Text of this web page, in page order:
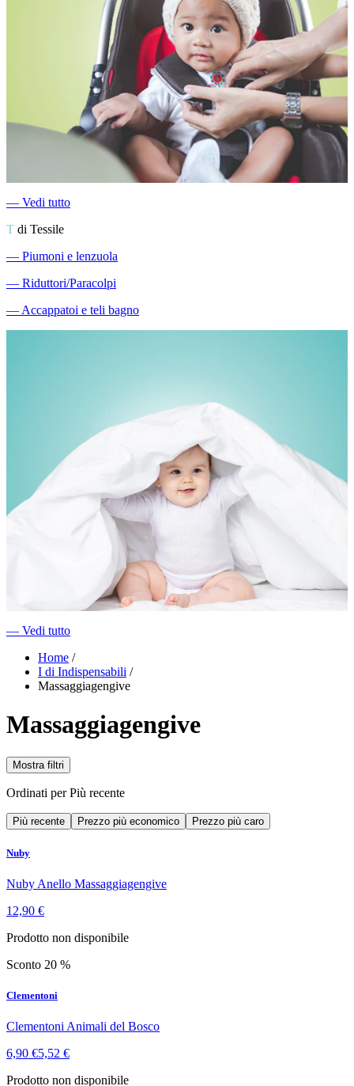
― Vedi tutto
T di Tessile
― Piumoni e lenzuola
― Riduttori/Paracolpi
―Accappatoi e teli bagno
― Vedi tutto
Home /
I di Indispensabili /
Massaggiagengive
Massaggiagengive
Mostra filtri
Ordinati perPiù recente
Più recente Prezzo più economico Prezzo più caro
Nuby
Nuby Anello Massaggiagengive
12,90 €
Prodotto non disponibile
Sconto 20 %
Clementoni
Clementoni Animali del Bosco
6,90 €5,52 €
Prodotto non disponibile